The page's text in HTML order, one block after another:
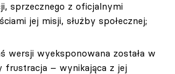
sprzecznego z oficjalnymi
jej misji, służby społecznej;
wersji wyeksponowana została w
frustracja – wynikająca z jej